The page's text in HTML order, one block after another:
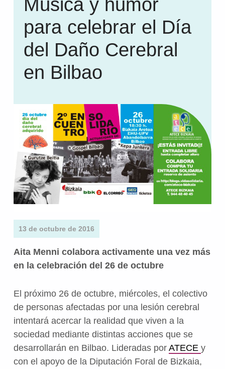
Música y humor
para celebrar el Día
del Daño Cerebral
en Bilbao
13 de octubre de 2016
Aita Menni colabora activamente una vez más
en la celebración del 26 de octubre
El próximo 26 de octubre, miércoles, el colectivo
de personas afectadas por una lesión cerebral
intentará acercar la realidad que viven a la
sociedad mediante distintas acciones que se
desarrollarán en Bilbao. Lideradas por ATECE y
con el apoyo de la Diputación Foral de Bizkaia,